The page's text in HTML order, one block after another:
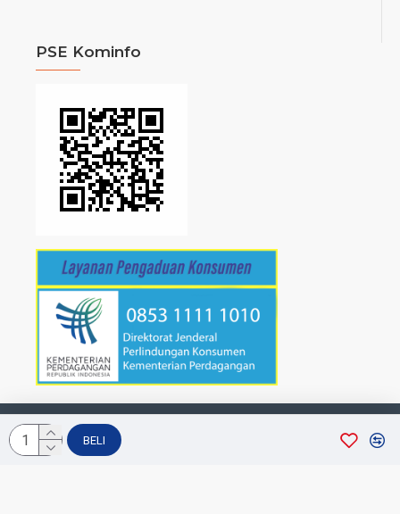
BELI
PSE Kominfo
Copyright © 2019, BISABELI. All Rights Reserved